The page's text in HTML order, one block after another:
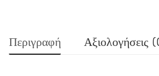
Περιγραφή Αξιολογήσεις